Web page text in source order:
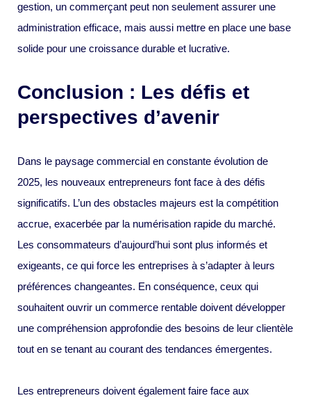
gestion, un commerçant peut non seulement assurer une
administration efficace, mais aussi mettre en place une base
solide pour une croissance durable et lucrative.
Conclusion : Les défis et
perspectives d’avenir
Dans le paysage commercial en constante évolution de
2025, les nouveaux entrepreneurs font face à des défis
significatifs. L’un des obstacles majeurs est la compétition
accrue, exacerbée par la numérisation rapide du marché.
Les consommateurs d’aujourd’hui sont plus informés et
exigeants, ce qui force les entreprises à s’adapter à leurs
préférences changeantes. En conséquence, ceux qui
souhaitent ouvrir un commerce rentable doivent développer
une compréhension approfondie des besoins de leur clientèle
tout en se tenant au courant des tendances émergentes.
Les entrepreneurs doivent également faire face aux